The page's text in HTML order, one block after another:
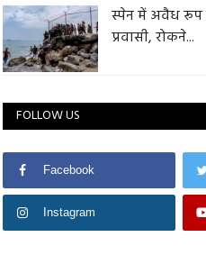
स्पेन में अवैध
प्रवासी, रोकने...
FOLLOW US
Facebook
Instagram